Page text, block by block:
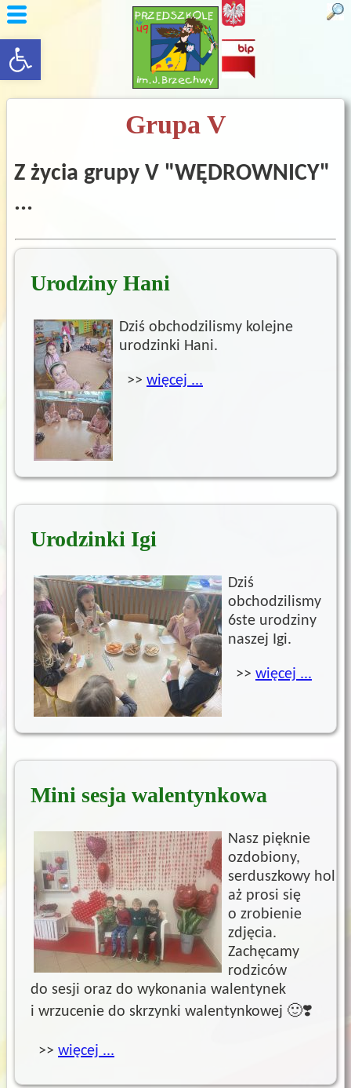
rozwiń/zwiń panel
Grupa V
Z życia grupy V "WĘDROWNICY"
...
Urodziny Hani
Dziś obchodzilismy kolejne
urodzinki Hani.
>> więcej ...
Urodzinki Igi
Dziś
obchodzilismy
6ste urodziny
naszej Igi.
>> więcej ...
Mini sesja walentynkowa
Nasz pięknie
ozdobiony,
serduszkowy hol
aż prosi się
o zrobienie
zdjęcia.
Zachęcamy
rodziców
do sesji oraz do wykonania walentynek
i wrzucenie do skrzynki walentynkowej 🙂❣️
>> więcej ...